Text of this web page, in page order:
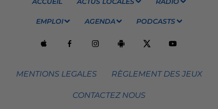
EMPLOI AGENDA PODCASTS
MENTIONS LEGALES RÈGLEMENT DES JEUX
CONTACTEZ NOUS